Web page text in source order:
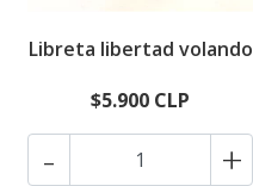
Libreta libertad volando
$5.900 CLP
- +